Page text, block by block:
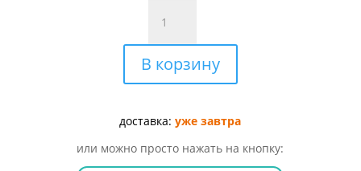
товара
СЕРТОСПАН
5МГ+2МГ/
МЛ
АМП.
В корзину
доставка:уже завтра
или можно просто нажать на кнопку: